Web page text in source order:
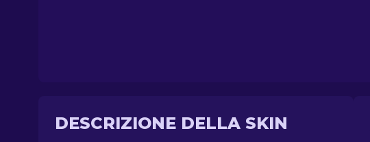
DESCRIZIONE DELLA SKIN